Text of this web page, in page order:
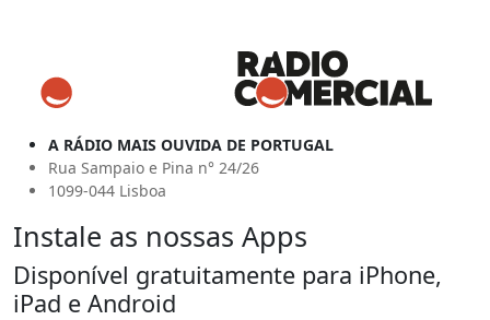
A RÁDIO MAIS OUVIDA DE PORTUGAL
Rua Sampaio e Pina n° 24/26
1099-044 Lisboa
Instale as nossas Apps
Disponível gratuitamente para iPhone,
iPad e Android